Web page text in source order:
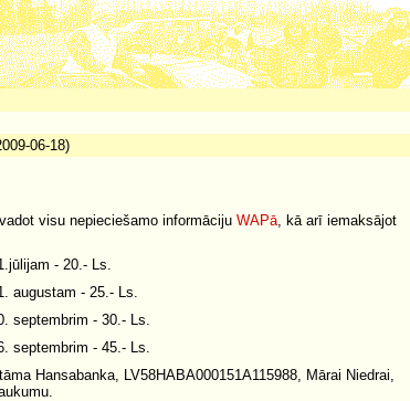
06-18)
visu nepieciešamo informāciju WAPā, kā arī iemaksājot
- 20.- Ls.
augustam - 25.- Ls.
septembrim - 30.- Ls.
septembrim - 45.- Ls.
Hansabanka, LV58HABA000151A115988, Mārai Niedrai,